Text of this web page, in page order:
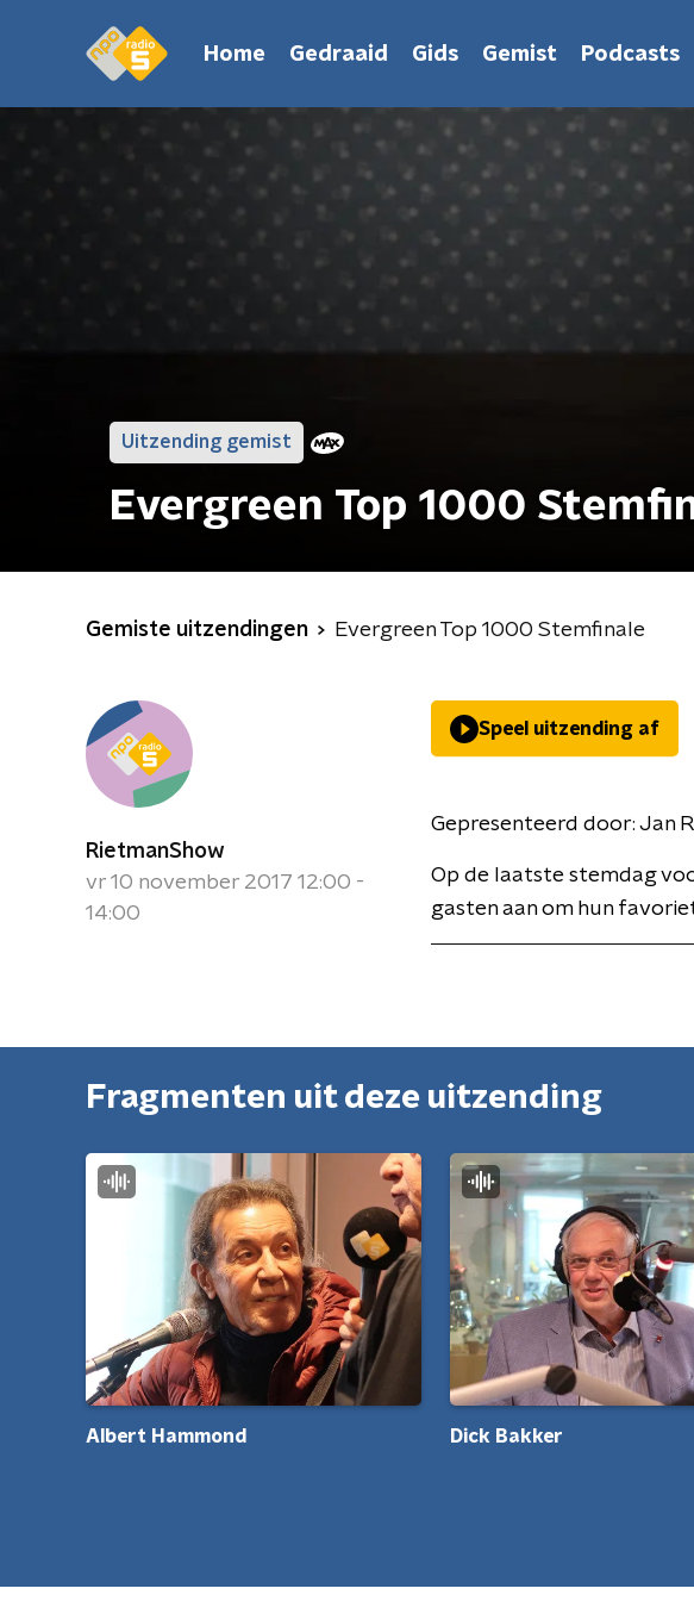
Home Gedraaid Gids Gemist Podcasts
Uitzending gemist
Evergreen Top 1000
Gemiste uitzendingen Evergreen Top 1000 Stemfinale
RietmanShow
vr 10 november 2017 12:00 -
14:00
Speel uitzending af
Gepresenteerd door: Jan
Op de laatste stemdag
gasten aan om hun
Fragmenten uit deze uitzending
Albert Hammond Dick Bakker